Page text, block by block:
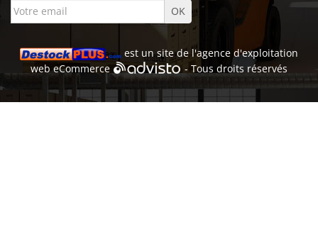
est un site de l'agence d'exploitation
webeCommerce - Tous droits réservés